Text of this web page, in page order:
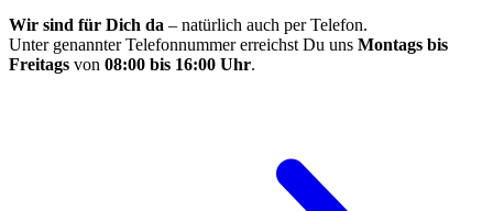
Wir sind für Dich da – natürlich auch per Telefon.
Unter genannter Telefonnummer erreichst Du uns Montags bis
Freitags von 08:00 bis 16:00 Uhr.